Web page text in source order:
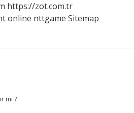
https://zot.com.tr
online nttgame Sitemap
mı ?